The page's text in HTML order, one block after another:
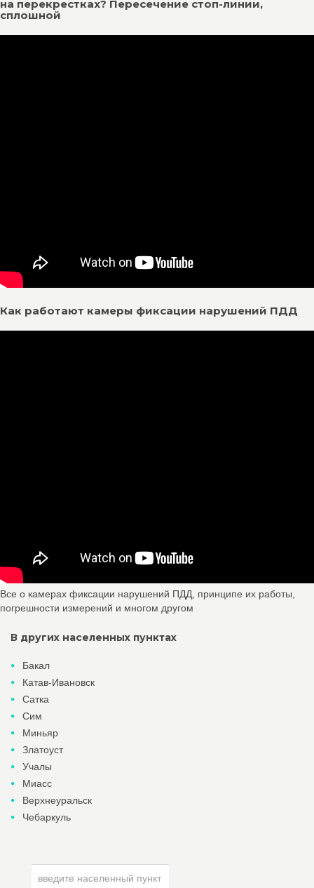
на перекрестках? Пересечение стоп-линии,
сплошной
Как работают камеры фиксации нарушений ПДД
Все о камерах фиксации нарушений ПДД, принципе их работы,
погрешности измерений и многом другом
В других населенных пунктах
Бакал
Катав-Ивановск
Сатка
Сим
Миньяр
Златоуст
Учалы
Миасс
Верхнеуральск
Чебаркуль